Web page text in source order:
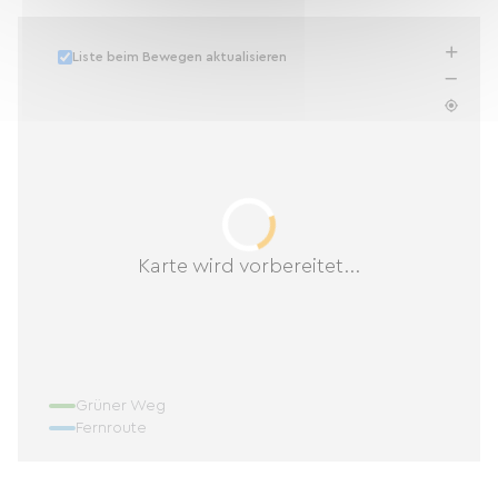
Karte wird vorbereitet...
Liste beim Bewegen aktualisieren
Grüner Weg
Fernroute